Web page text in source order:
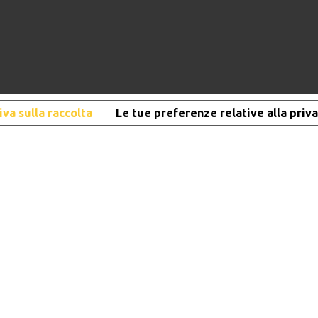
sulla raccolta Le tue preferenze relative alla